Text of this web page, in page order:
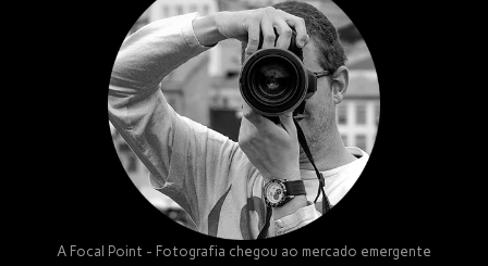
A Focal Point - Fotografia chegou ao mercado emergente